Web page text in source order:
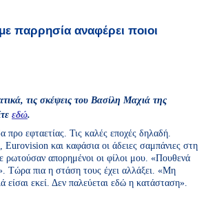
παρρησία αναφέρει ποιοι
τις σκέψεις του Βασίλη Μαχιά της
εδώ.
προ εφταετίας. Τις καλές εποχές δηλαδή.
και καφάσια οι άδειες σαμπάνιες στη
απορημένοι οι φίλοι μου. «Πουθενά
Τώρα πια η στάση τους έχει αλλάξει. «Μη
είσαι εκεί. Δεν παλεύεται εδώ η κατάσταση».